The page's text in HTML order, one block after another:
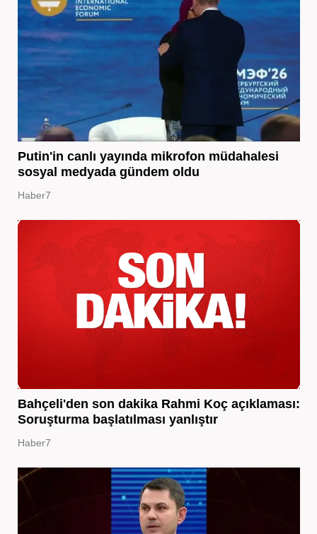
Putin'in canlı yayında mikrofon müdahalesi
sosyal medyada gündem oldu
Haber7
Bahçeli'den son dakika Rahmi Koç açıklaması:
Soruşturma başlatılması yanlıştır
Haber7